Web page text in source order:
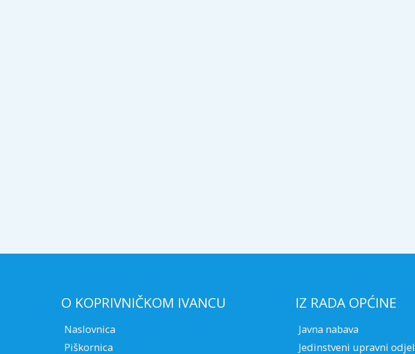
O KOPRIVNIČKOM IVANCU
Naslovnica
Piškornica
IZ RADA OPĆINE
Javna nabava
Jedinstveni upravni odjel